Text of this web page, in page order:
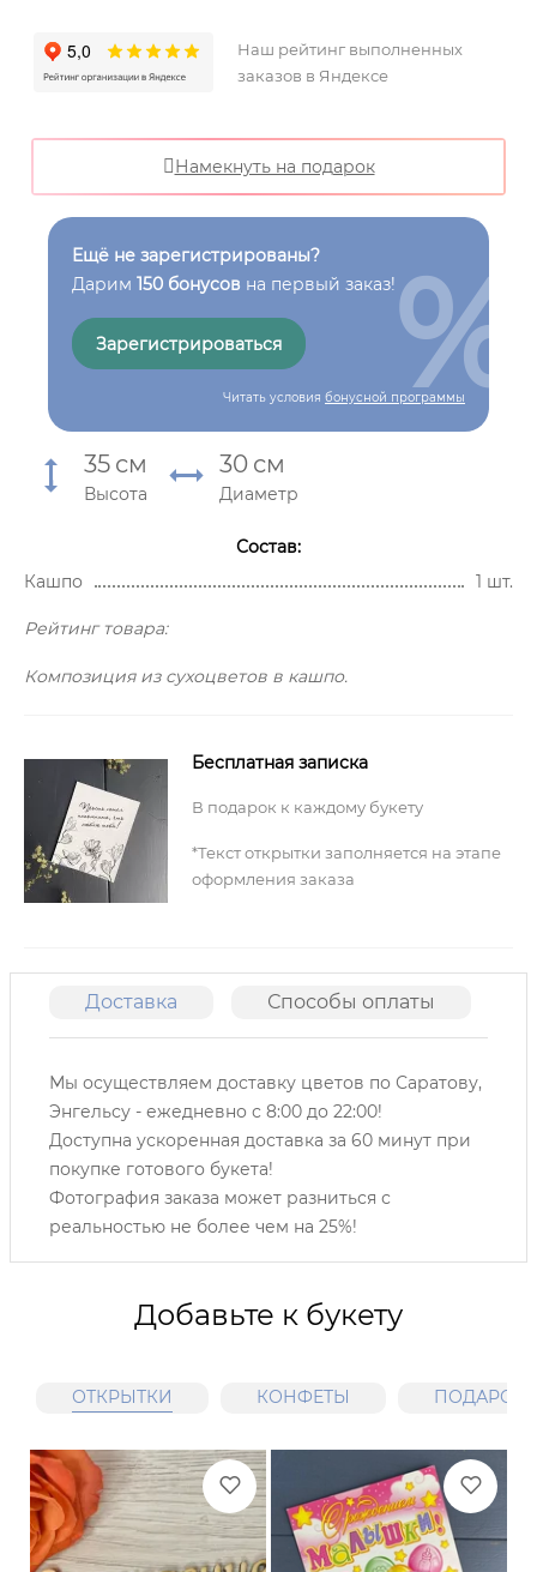
Наш рейтинг выполненных
заказов в Яндексе
Намекнуть на подарок
Ещё не зарегистрированы?
Дарим 150 бонусов на первый заказ!
Зарегистрироваться
Читать условия бонусной программы
%
35 см
Высота
30 см
Диаметр
Состав:
Кашпо
1 шт.
Рейтинг товара:
Композиция из сухоцветов в кашпо.
Бесплатная записка
В подарок к каждому букету
*Текст открытки заполняется на этапе
оформления заказа
Доставка Способы оплаты
Мы осуществляем доставку цветов по Саратову,
Энгельсу - ежедневно с 8:00 до 22:00!
Доступна ускоренная доставка за 60 минут при
покупке готового букета!
Фотография заказа может разниться с
реальностью не более чем на 25%!
Добавьте к букету
ОТКРЫТКИ КОНФЕТЫ